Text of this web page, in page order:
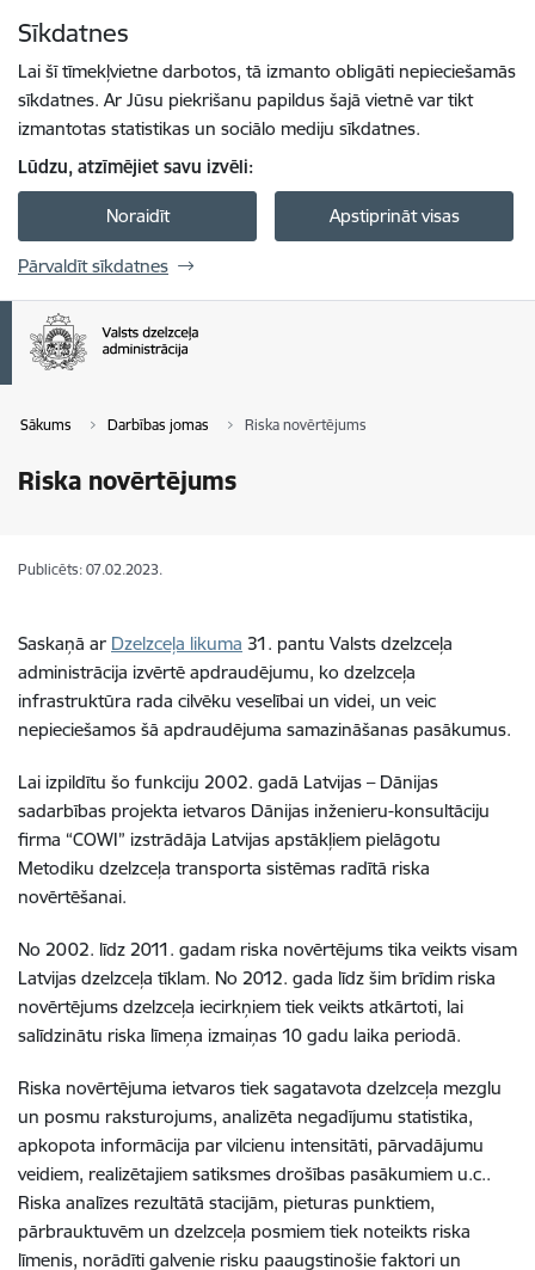
Sīkdatnes
Lai šī tīmekļvietne darbotos, tā izmanto obligāti nepieciešamās
sīkdatnes. Ar Jūsu piekrišanu papildus šajā vietnē var tikt
izmantotas statistikas un sociālo mediju sīkdatnes.
Lūdzu, atzīmējiet savu izvēli:
Noraidīt Apstiprināt visas
Pārvaldīt sīkdatnes
Sākums Darbības jomas Riska novērtējums
Riska novērtējums
Publicēts: 07.02.2023.
Saskaņā ar Dzelzceļa likuma 31. pantu Valsts dzelzceļa
administrācija izvērtē apdraudējumu, ko dzelzceļa
infrastruktūra rada cilvēku veselībai un videi, un veic
nepieciešamos šā apdraudējuma samazināšanas pasākumus.
Lai izpildītu šo funkciju 2002. gadā Latvijas – Dānijas
sadarbības projekta ietvaros Dānijas inženieru-konsultāciju
firma “COWI” izstrādāja Latvijas apstākļiem pielāgotu
Metodiku dzelzceļa transporta sistēmas radītā riska
novērtēšanai.
No 2002. līdz 2011. gadam riska novērtējums tika veikts visam
Latvijas dzelzceļa tīklam. No 2012. gada līdz šim brīdim riska
novērtējums dzelzceļa iecirkņiem tiek veikts atkārtoti, lai
salīdzinātu riska līmeņa izmaiņas 10 gadu laika periodā.
Riska novērtējuma ietvaros tiek sagatavota dzelzceļa mezglu
un posmu raksturojums, analizēta negadījumu statistika,
apkopota informācija par vilcienu intensitāti, pārvadājumu
veidiem, realizētajiem satiksmes drošības pasākumiem u.c..
Riska analīzes rezultātā stacijām, pieturas punktiem,
pārbrauktuvēm un dzelzceļa posmiem tiek noteikts riska
līmenis, norādīti galvenie risku paaugstinošie faktori un